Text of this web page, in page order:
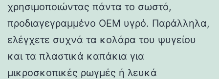
χρησιμοποιώντας πάντα το σωστό,
προδιαγεγραμμένο OEM υγρό. Παράλληλα,
ελέγχετε συχνά τα κολάρα του ψυγείου
και τα πλαστικά καπάκια για
μικροσκοπικές ρωγμές ή λευκά